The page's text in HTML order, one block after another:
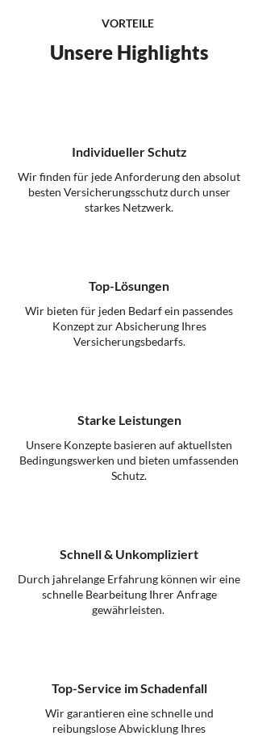
VORTEILE
Unsere Highlights
Individueller Schutz
Wir finden für jede Anforderung den absolut
besten Versicherungsschutz durch unser
starkes Netzwerk.
Top-Lösungen
Wir bieten für jeden Bedarf ein passendes
Konzept zur Absicherung Ihres
Versicherungsbedarfs.
Starke Leistungen
Unsere Konzepte basieren auf aktuellsten
Bedingungswerken und bieten umfassenden
Schutz.
Schnell & Unkompliziert
Durch jahrelange Erfahrung können wir eine
schnelle Bearbeitung Ihrer Anfrage
gewährleisten.
Top-Service im Schadenfall
Wir garantieren eine schnelle und
reibungslose Abwicklung Ihres